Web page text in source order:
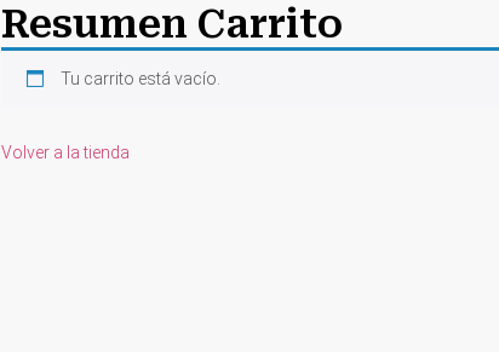
Resumen Carrito
Tu carrito está vacío.
Volver a la tienda